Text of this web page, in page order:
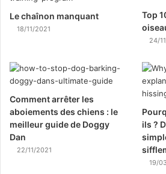
Le chaînon manquant
18/11/2021
Top
24/
Comment arrêter les
aboiements des chiens : le
meilleur guide de Doggy
Dan
22/11/2021
ils ?
19/